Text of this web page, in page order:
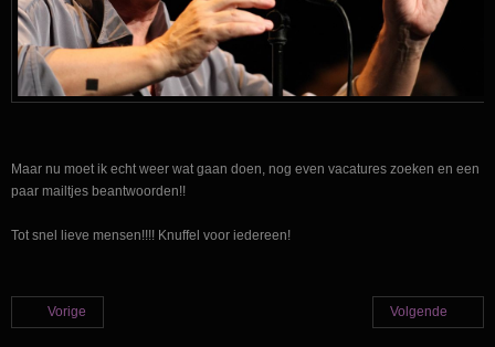
Maar nu moet ik echt weer wat gaan doen, nog even vacatures zoeken en een
paar mailtjes beantwoorden!!
Tot snel lieve mensen!!!! Knuffel voor iedereen!
Vorige Volgende